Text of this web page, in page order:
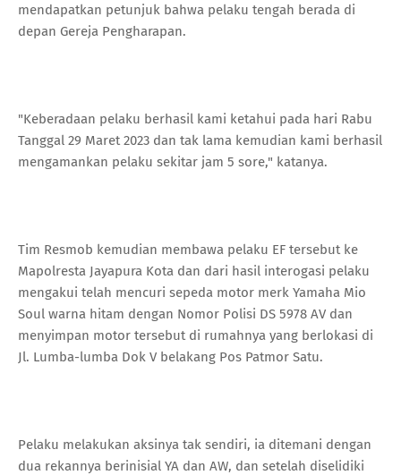
mendapatkan petunjuk bahwa pelaku tengah berada di
depan Gereja Pengharapan.
"Keberadaan pelaku berhasil kami ketahui pada hari Rabu
Tanggal 29 Maret 2023 dan tak lama kemudian kami berhasil
mengamankan pelaku sekitar jam 5 sore," katanya.
Tim Resmob kemudian membawa pelaku EF tersebut ke
Mapolresta Jayapura Kota dan dari hasil interogasi pelaku
mengakui telah mencuri sepeda motor merk Yamaha Mio
Soul warna hitam dengan Nomor Polisi DS 5978 AV dan
menyimpan motor tersebut di rumahnya yang berlokasi di
Jl. Lumba-lumba Dok V belakang Pos Patmor Satu.
Pelaku melakukan aksinya tak sendiri, ia ditemani dengan
dua rekannya berinisial YA dan AW, dan setelah diselidiki